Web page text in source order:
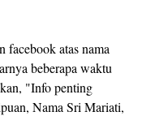
facebook atas nama
beberapa waktu
"Info penting
Nama Sri Mariati,